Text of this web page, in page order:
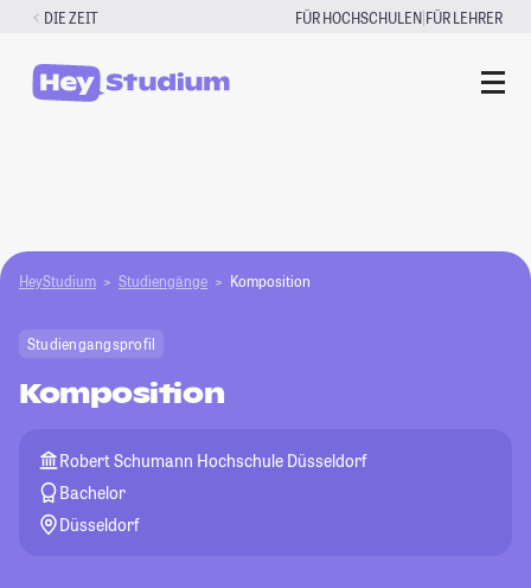
Zum
springen
DIE ZEIT FÜR HOCHSCHULEN|FÜR LEHRER
HeyStudium Studiengänge Komposition
Studiengangsprofil
Komposition
Robert Schumann Hochschule Düsseldorf
Bachelor
Düsseldorf